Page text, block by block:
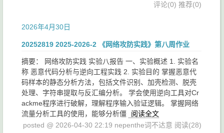
评论(0) 推荐(0)
2026年4月30日
20252819 2025-2026-2 《网络攻防实践》第八周作业
摘要： 网络攻防实践 实验八报告 一、实验概述 1. 实验名
称 恶意代码分析与逆向工程实践 2. 实验目的 掌握恶意代
码样本的静态分析方法，包括文件识别、加壳检测、脱壳
处理、字符串提取与反汇编分析。 学会使用逆向工具对Cr
ackme程序进行破解，理解程序输入验证逻辑。 掌握网络
流量分析工具的使用，能够分析僵
阅读全文
posted @ 2026-04-30 22:19 nepenthe词不达意 阅读(28)